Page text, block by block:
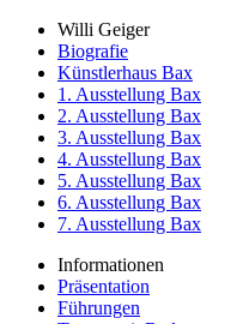
Willi Geiger
Biografie
Künstlerhaus Bax
1. Ausstellung Bax
2. Ausstellung Bax
3. Ausstellung Bax
4. Ausstellung Bax
5. Ausstellung Bax
6. Ausstellung Bax
7. Ausstellung Bax
Informationen
Präsentation
Führungen